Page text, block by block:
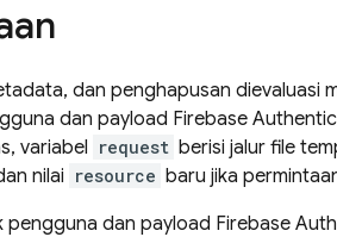
dan penghapusan dievaluasi
dan payload Firebase
variabel request berisi jalur file
nilai resource baru jika
pengguna dan payload Firebase